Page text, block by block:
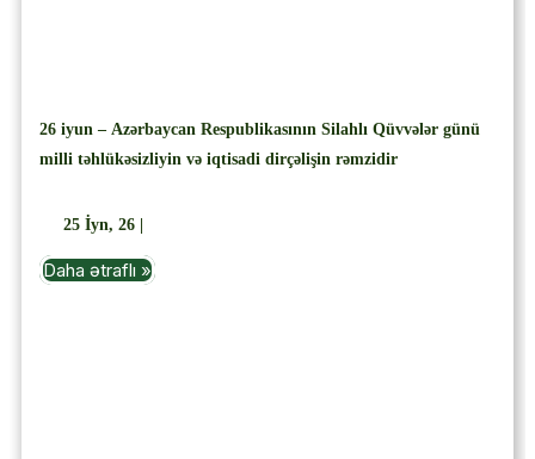
26 iyun – Azərbaycan Respublikasının Silahlı Qüvvələr günü
milli təhlükəsizliyin və iqtisadi dirçəlişin rəmzidir
25 İyn, 26
Daha ətraflı »